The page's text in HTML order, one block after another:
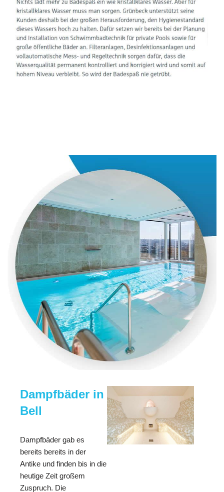
Dampfbäder in
Bell
Dampfbäder gab es
bereits bereits in der
Antike und finden bis in die
heutige Zeit großem
Zuspruch. Die